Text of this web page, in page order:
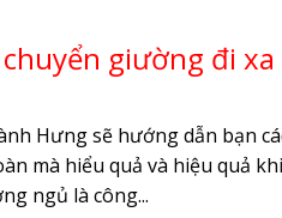
giường đi xa
Hưng sẽ hướng dẫn bạn
mà hiểu quả và hiệu quả
ngủ là công...